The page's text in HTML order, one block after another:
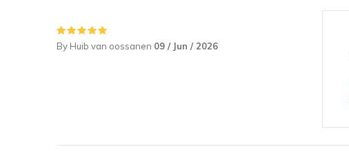
By Huib van oossanen 09 / Jun / 2026